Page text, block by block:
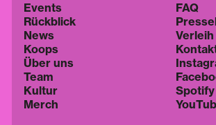
Events
Rückblick
News
Koops
Über uns
Team
Kultur
Merch
FAQ
Verleih
Spotify